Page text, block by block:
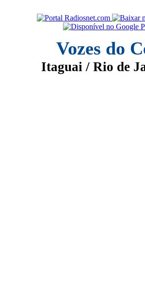
Vozes do
Itaguai / Rio de